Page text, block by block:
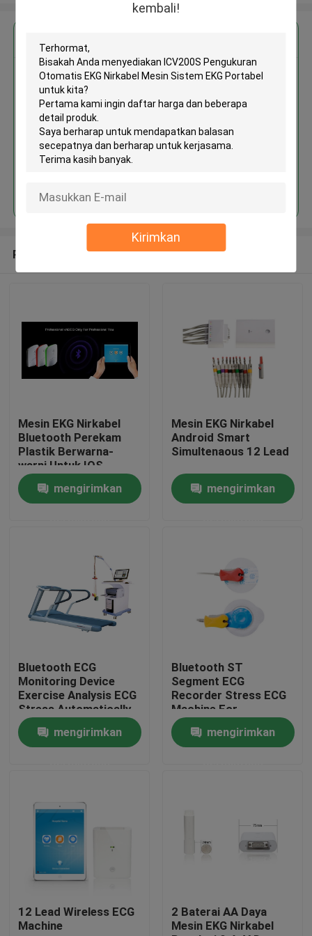
kembali!
Kirimkan
Tentang kami
Tur Pabrik
Kontrol kualitas
Company News
Mesin EKG Nirkabel
Mesin EKG Genggam
ICV200S Pengukuran Otomatis
Portabel
Rekomendasi Produk
Mesin EKG Nirkabel
Bluetooth Perekam
Plastik Berwarna-
warni Untuk IOS
mengirimkan
Mesin EKG Nirkabel
Android Smart
Simultenaous 12 Lead
mengirimkan
Bluetooth ECG
Monitoring Device
Exercise Analysis ECG
Stress Automatically
Test Monitor
mengirimkan
Bluetooth ST
Segment ECG
Recorder Stress ECG
Machine For
Cardiology Diagnosis
mengirimkan
12 Lead Wireless ECG
Machine
2 Baterai AA Daya
Mesin EKG Nirkabel